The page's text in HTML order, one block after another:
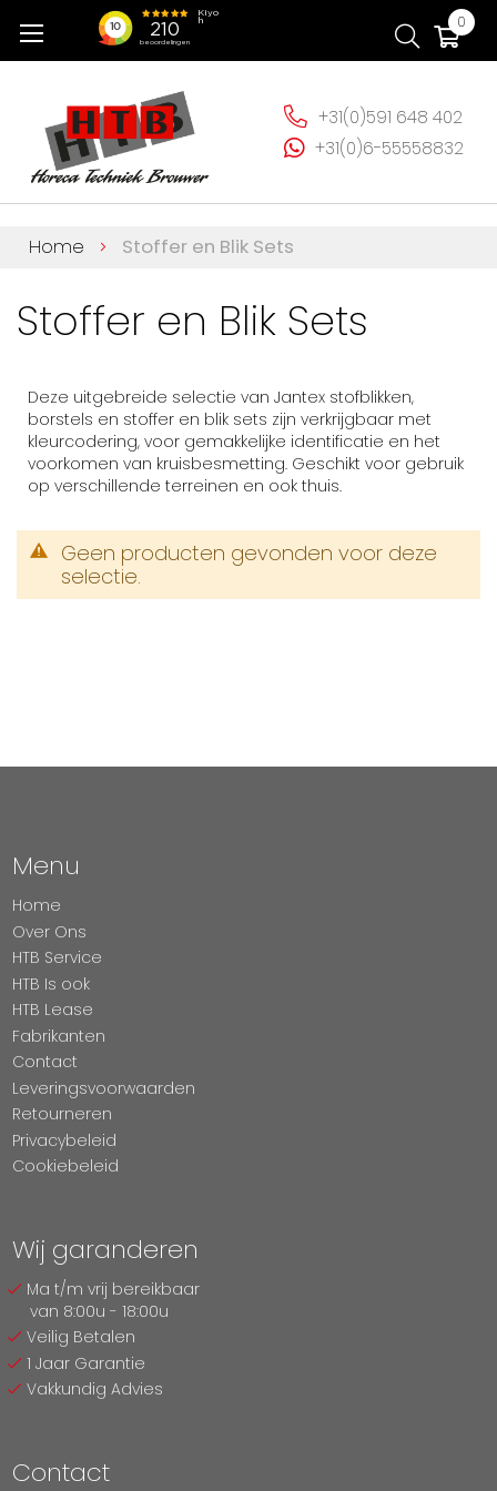
naar
0
+31(0)591 648 402
+31(0)6-55558832
Home Stoffer en Blik Sets
Stoffer en Blik Sets
Deze uitgebreide selectie van Jantex stofblikken,
borstels en stoffer en blik sets zijn verkrijgbaar met
kleurcodering, voor gemakkelijke identificatie en het
voorkomen van kruisbesmetting. Geschikt voor gebruik
op verschillende terreinen en ook thuis.
Geen producten gevonden voor deze
selectie.
Menu
Home
Over Ons
HTB Service
HTB Is ook
HTB Lease
Fabrikanten
Contact
Leveringsvoorwaarden
Retourneren
Privacybeleid
Cookiebeleid
Wij garanderen
Ma t/m vrij bereikbaar
van 8:00u - 18:00u
Veilig Betalen
1 Jaar Garantie
Vakkundig Advies
Contact